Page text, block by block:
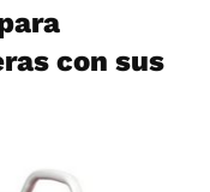
con sus